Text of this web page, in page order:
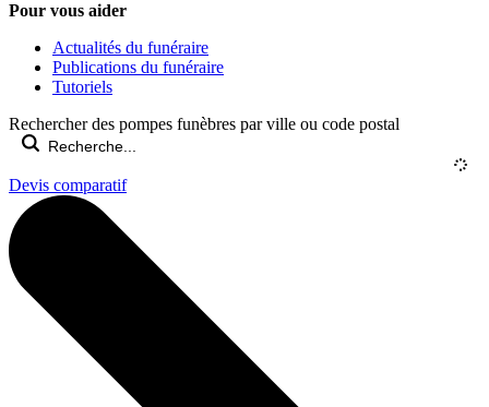
Pour vous aider
Actualités du funéraire
Publications du funéraire
Tutoriels
Rechercher des pompes funèbres par ville ou code postal
Devis comparatif